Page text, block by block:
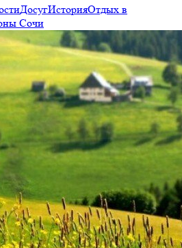
ДосугИсторияОтдых в
Сочи